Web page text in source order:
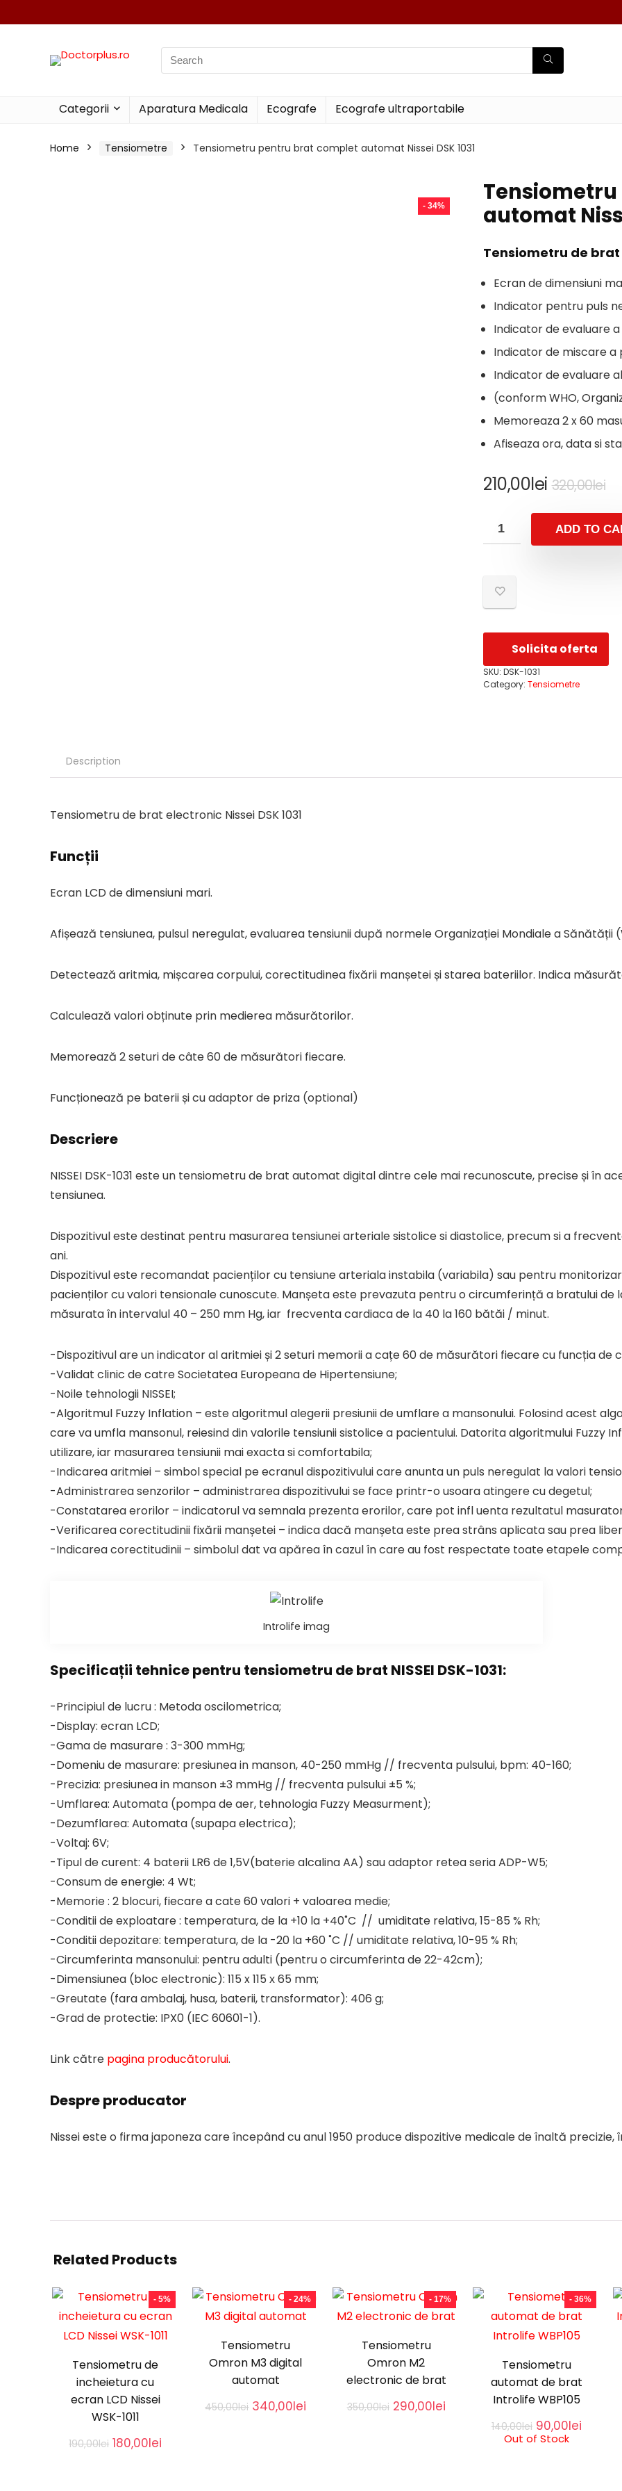
Search
for:
Categorii Aparatura Medicala Ecografe Ecografe ultraportabile
Home Tensiometre Tensiometru pentru brat complet automat Nissei DSK 1031
- 34%
automat
Tensiometru de brat
Ecran de dimensiuni
Indicator pentru puls
Indicator de evaluare
Indicator de miscare a
Indicator de evaluare
(conform WHO,
Memoreaza 2 x 60
Afiseaza ora, data si
320,00lei
210,00lei
is:
ADD TO
Solicita oferta
SKU: DSK-1031
Category: Tensiometre
Description
Tensiometru de brat electronic Nissei DSK 1031
Funcții
Ecran LCD de dimensiuni mari.
Afișează tensiunea, pulsul neregulat, evaluarea tensiunii după normele Organizației Mondiale a Sănătății
Detectează aritmia, mișcarea corpului, corectitudinea fixării manșetei și starea bateriilor. Indica
Calculează valori obținute prin medierea măsurătorilor.
Memorează 2 seturi de câte 60 de măsurători fiecare.
Funcționează pe baterii și cu adaptor de priza (optional)
Descriere
NISSEI DSK-1031 este un tensiometru de brat automat digital dintre cele mai recunoscute, precise și în
tensiunea.
Dispozitivul este destinat pentru masurarea tensiunei arteriale sistolice si diastolice, precum si a
ani.
Dispozitivul este recomandat pacienților cu tensiune arteriala instabila (variabila) sau pentru
pacienților cu valori tensionale cunoscute. Manșeta este prevazuta pentru o circumferință a bratului de
măsurata în intervalul 40 – 250 mm Hg, iar frecventa cardiaca de la 40 la 160 bătăi / minut.
-Dispozitivul are un indicator al aritmiei și 2 seturi memorii a cațe 60 de măsurători fiecare cu funcția de
-Validat clinic de catre Societatea Europeana de Hipertensiune;
-Noile tehnologii NISSEI;
-Algoritmul Fuzzy Inflation – este algoritmul alegerii presiunii de umflare a mansonului. Folosind acest
care va umfla mansonul, reiesind din valorile tensiunii sistolice a pacientului. Datorita algoritmului Fuzzy
utilizare, iar masurarea tensiunii mai exacta si comfortabila;
-Indicarea aritmiei – simbol special pe ecranul dispozitivului care anunta un puls neregulat la valori
-Administrarea senzorilor – administrarea dispozitivului se face printr-o usoara atingere cu degetul;
-Constatarea erorilor – indicatorul va semnala prezenta erorilor, care pot infl uenta rezultatul
-Verificarea corectitudinii fixării manșetei – indica dacă manșeta este prea strâns aplicata sau prea
-Indicarea corectitudinii – simbolul dat va apărea în cazul în care au fost respectate toate etapele
Introlife imag
Specificații tehnice pentru tensiometru de brat NISSEI DSK-1031:
-Principiul de lucru : Metoda oscilometrica;
-Display: ecran LCD;
-Gama de masurare : 3-300 mmHg;
-Domeniu de masurare: presiunea in manson, 40-250 mmHg // frecventa pulsului, bpm: 40-160;
-Precizia: presiunea in manson ±3 mmHg // frecventa pulsului ±5 %;
-Umflarea: Automata (pompa de aer, tehnologia Fuzzy Measurment);
-Dezumflarea: Automata (supapa electrica);
-Voltaj: 6V;
-Tipul de curent: 4 baterii LR6 de 1,5V(baterie alcalina AA) sau adaptor retea seria ADP-W5;
-Consum de energie: 4 Wt;
-Memorie : 2 blocuri, fiecare a cate 60 valori + valoarea medie;
-Conditii de exploatare : temperatura, de la +10 la +40˚C // umiditate relativa, 15-85 % Rh;
-Conditii depozitare: temperatura, de la -20 la +60 ˚C // umiditate relativa, 10-95 % Rh;
-Circumferinta mansonului: pentru adulti (pentru o circumferinta de 22-42cm);
-Dimensiunea (bloc electronic): 115 x 115 х 65 mm;
-Greutate (fara ambalaj, husa, baterii, transformator): 406 g;
-Grad de protectie: IPX0 (IEC 60601-1).
Link către pagina producătorului.
Despre producator
Nissei este o firma japoneza care începând cu anul 1950 produce dispozitive medicale de înaltă
Related Products
- 5%
Tensiometru de
incheietura cu
ecran LCD Nissei
WSK-1011
190,00lei Original
180,00lei
- 24%
Tensiometru
Omron M3 digital
automat
450,00lei Original
340,00lei Current
- 17%
Tensiometru
Omron M2
electronic de brat
350,00lei Original
290,00leiCurrent
- 36%
Tensiometru
automat de brat
Introlife WBP105
140,00lei Original
price
90,00leiCurrent
Out of Stock